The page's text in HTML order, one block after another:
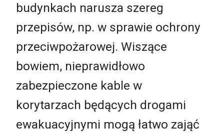
budynkach narusza szereg
przepisów, np. w sprawie ochrony
przeciwpożarowej. Wiszące
bowiem, nieprawidłowo
zabezpieczone kable w
korytarzach będących drogami
ewakuacyjnymi mogą łatwo zająć